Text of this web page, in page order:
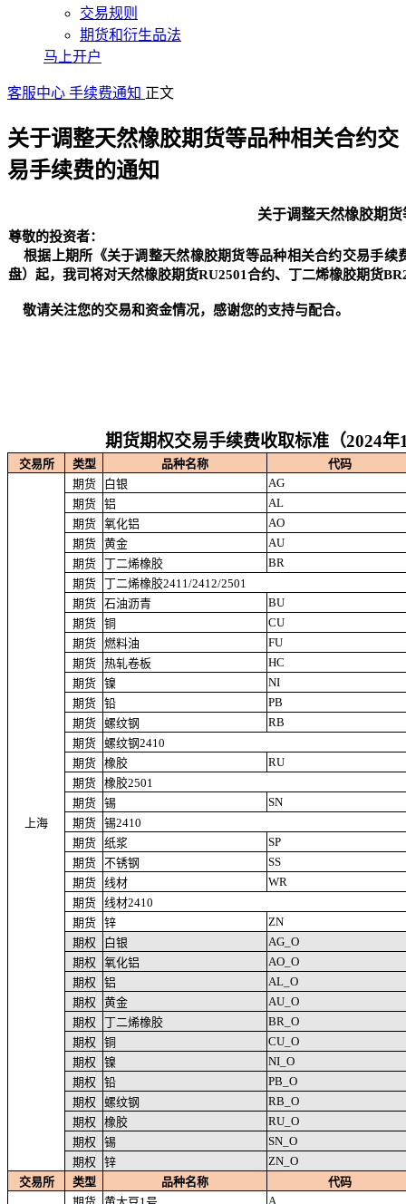
交易规则
期货和衍生品法
马上开户
客服中心 手续费通知 正文
关于调整天然橡胶期货等品种相关合约交
易手续费的通知
关于调整天然橡胶期
尊敬的投资者：
根据上期所《关于调整天然橡胶期货等品种相关合约交易手续
盘）起，我司将对天然橡胶期货RU2501合约、丁二烯橡胶期货
敬请关注您的交易和资金情况，感谢您的支持与配合。
期货期权交易手续费收取标准（2024
交易所 类型 品种名称 代码
上海
期货 白银
AG
期货
铝
AL
期货
氧化铝
AO
期货
黄金
AU
期货
丁二烯橡胶
BR
期货
丁二烯橡胶2411/2412/2501
期货
石油沥青
BU
期货
铜
CU
期货
燃料油
FU
期货
热轧卷板
HC
期货
镍
NI
期货
铅
PB
期货
螺纹钢
RB
期货
螺纹钢2410
期货
橡胶
RU
期货
橡胶2501
期货
锡
SN
期货
锡2410
期货
纸浆
SP
期货
不锈钢
SS
期货
线材
WR
期货
线材2410
期货
锌
ZN
期权
白银
AG_O
期权
氧化铝
AO_O
期权
铝
AL_O
期权
黄金
AU_O
期权
丁二烯橡胶
BR_O
期权
铜
CU_O
期权
镍
NI_O
期权
铅
PB_O
期权
螺纹钢
RB_O
期权
橡胶
RU_O
期权
锡
SN_O
期权
锌
ZN_O
交易所
类型 品种名称
代码
A